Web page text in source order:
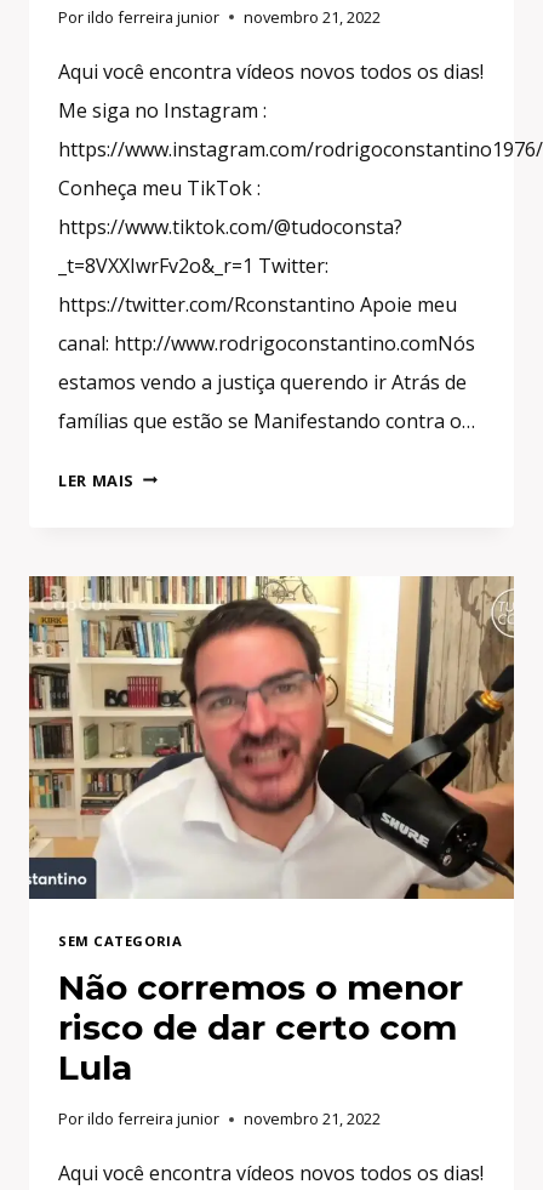
Porildo ferreira junior novembro 21, 2022
Aqui você encontra vídeos novos todos os dias!
Me siga no Instagram :
https://www.instagram.com/rodrigoconstantino1976/
Conheça meu TikTok :
https://www.tiktok.com/@tudoconsta?
_t=8VXXIwrFv2o&_r=1 Twitter:
https://twitter.com/Rconstantino Apoie meu
canal: http://www.rodrigoconstantino.comNós
estamos vendo a justiça querendo ir Atrás de
famílias que estão se Manifestando contra o…
LER MAIS
DE
UMA
QUADRILHA
COM
MANTO
IDEOLÓGICO
SEM CATEGORIA
Não corremos o menor
risco de dar certo com
Lula
Porildo ferreira junior novembro 21, 2022
Aqui você encontra vídeos novos todos os dias!